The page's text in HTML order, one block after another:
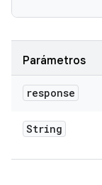
Parámetros
response
String